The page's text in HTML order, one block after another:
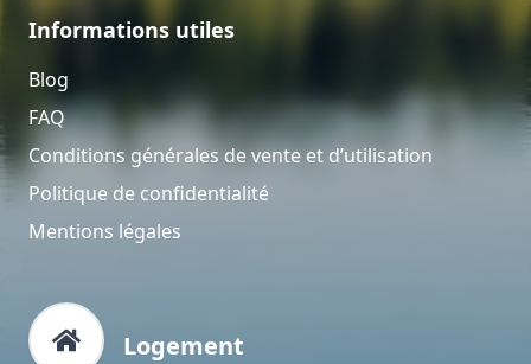
Informations utiles
Blog
FAQ
Conditions générales de vente et d’utilisation
Politique de confidentialité
Mentions légales
Logement